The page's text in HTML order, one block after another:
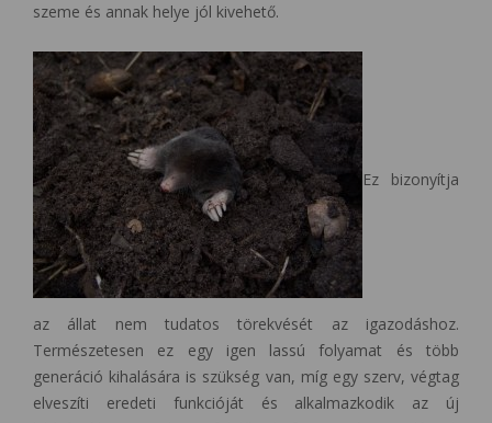
szeme és annak helye jól kivehető.
Ez bizonyítja
az állat nem tudatos törekvését az igazodáshoz.
Természetesen ez egy igen lassú folyamat és több
generáció kihalására is szükség van, míg egy szerv, végtag
elveszíti eredeti funkcióját és alkalmazkodik az új